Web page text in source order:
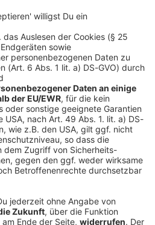
INTERESSIEREN
will neuen